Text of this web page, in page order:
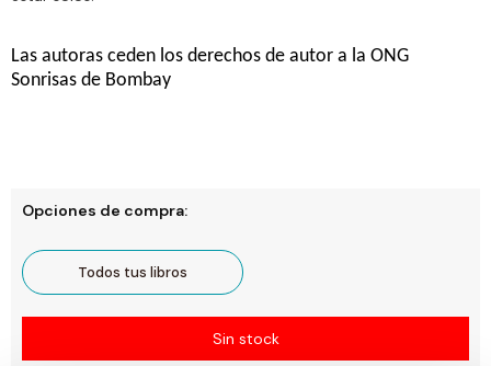
Las autoras ceden los derechos de autor a la ONG
Sonrisas de Bombay
Opciones de compra:
Todos tus libros
Sin stock